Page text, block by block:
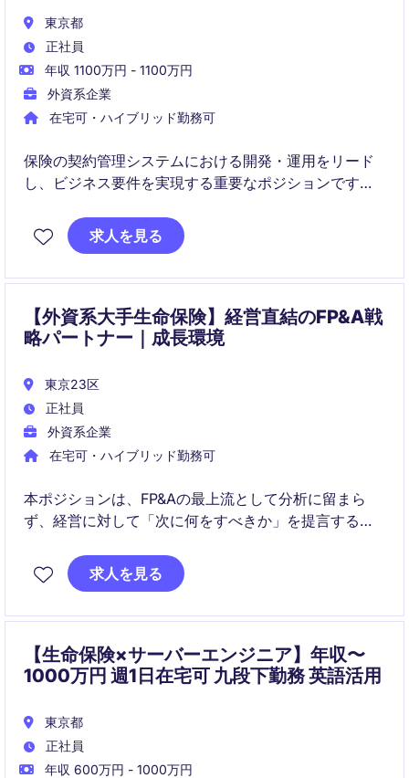
東京都
正社員
年収 1100万円 - 1100万円
外資系企業
在宅可・ハイブリッド勤務可
保険の契約管理システムにおける開発・運用をリード
し、ビジネス要件を実現する重要なポジションです。
システム品質を維持しながら、新商品導入や規制対応
など経営課題に直結するプロジェクトを推進します。
求人を見る
【外資系大手生命保険】経営直結のFP&A戦
略パートナー｜成長環境
東京23区
正社員
外資系企業
在宅可・ハイブリッド勤務可
本ポジションは、FP&Aの最上流として分析に留まら
ず、経営に対して「次に何をすべきか」を提言する戦
通貫でつなぎ、中期経営・資本配分・M&Aの意思決定
に直接関与します。
求人を見る
【生命保険×サーバーエンジニア】年収〜
1000万円 週1日在宅可 九段下勤務 英語活用
東京都
正社員
年収 600万円 - 1000万円